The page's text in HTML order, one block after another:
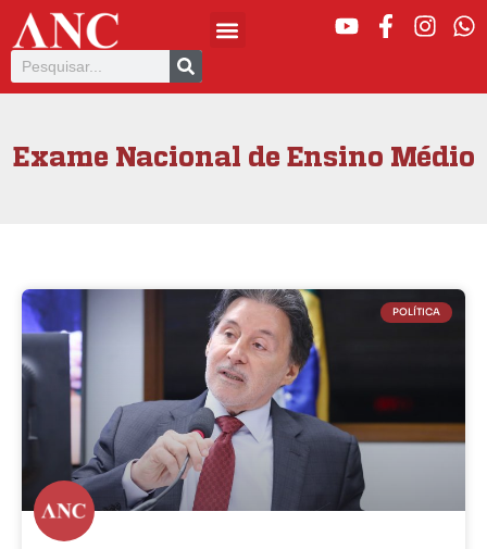
Exame Nacional de Ensino Médio
POLÍTICA